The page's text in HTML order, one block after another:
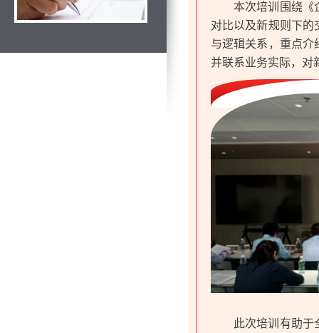
本次培训围绕《
对比以及新规则下
与逻辑关系，重点
并联系业务实际，对
此次培训有助